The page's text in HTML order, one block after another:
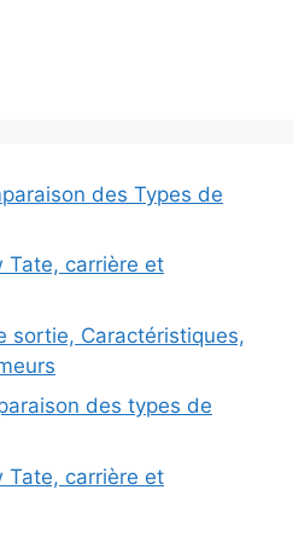
des Types de
Tate, carrière et
sortie, Caractéristiques,
des types de
Tate, carrière et